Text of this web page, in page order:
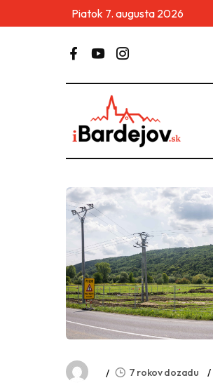
Piatok 7. augusta 2026
7 rokov dozadu